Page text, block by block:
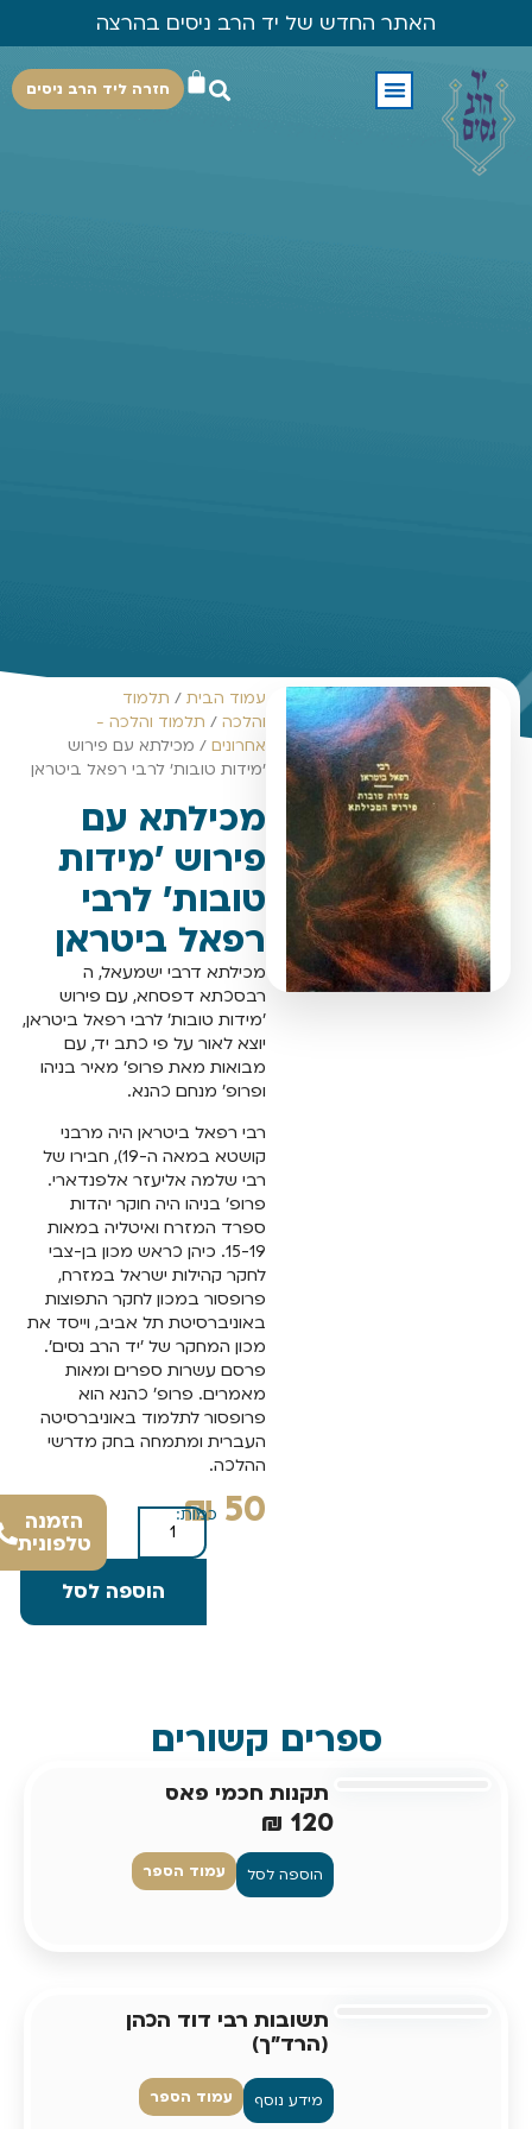
האתר החדש של יד הרב ניסים בהרצה
חזרה ליד הרב ניסים
עמוד הבית / תלמוד
והלכה / תלמוד והלכה -
אחרונים / מכילתא עם פירוש
'מידות טובות' לרבי רפאל ביטראן
מכילתא עם
פירוש 'מידות
טובות' לרבי
רפאל ביטראן
מכילתא דרבי ישמעאל, ה
רבסכתא דפסחא, עם פירוש
'מידות טובות' לרבי רפאל ביטראן,
יוצא לאור על פי כתב יד, עם
מבואות מאת פרופ' מאיר בניהו
ופרופ' מנחם כהנא.
רבי רפאל ביטראן היה מרבני
קושטא במאה ה-19), חבירו של
רבי שלמה אליעזר אלפנדארי.
פרופ' בניהו היה חוקר יהדות
ספרד המזרח ואיטליה במאות
15-19. כיהן כראש מכון בן-צבי
לחקר קהילות ישראל במזרח,
פרופסור במכון לחקר התפוצות
באוניברסיטת תל אביב, וייסד את
מכון המחקר של 'יד הרב נסים'.
פרסם עשרות ספרים ומאות
מאמרים. פרופ' כהנא הוא
פרופסור לתלמוד באוניברסיטה
העברית ומתמחה בחק מדרשי
ההלכה.
₪50כמות:
הוספה לסל
הזמנה
טלפונית
ספרים קשורים
תקנות חכמי פאס
₪ 120
הוספה לסל עמוד הספר
תשובות רבי דוד הכהן
(הרד"ך)
מידע נוסף עמוד הספר